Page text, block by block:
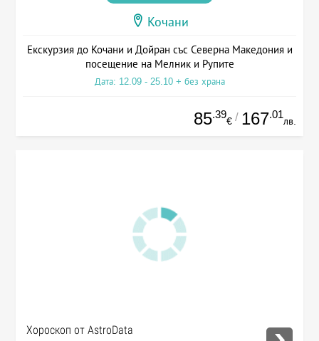
Кочани
Екскурзия до Кочани и Дойран със Северна Македония и
посещение на Мелник и Рупите
Дата: 12.09 - 25.10 + без храна
85.39
€ / 167.01
лв.
Хороскоп от AstroData